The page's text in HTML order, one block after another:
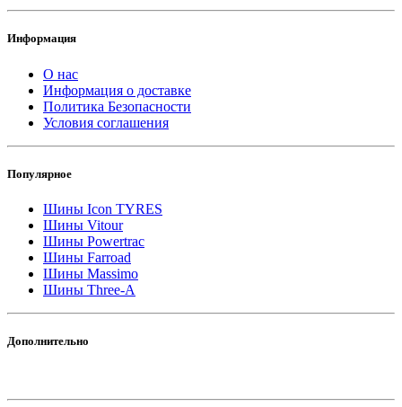
Информация
О нас
Информация о доставке
Политика Безопасности
Условия соглашения
Популярное
Шины Icon TYRES
Шины Vitour
Шины Powertrac
Шины Farroad
Шины Massimo
Шины Three-A
Дополнительно